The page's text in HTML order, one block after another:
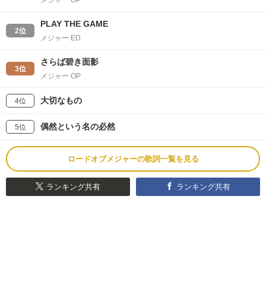
2位
PLAY THE GAME
メジャー ED
3位
さらば碧き面影
メジャー OP
4位 大切なもの
5位 偶然という名の必然
ロードオブメジャーの歌詞一覧を見る
ランキング共有 ランキング共有